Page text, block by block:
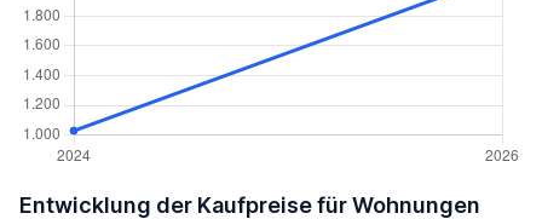
Entwicklung der Kaufpreise für Wohnungen